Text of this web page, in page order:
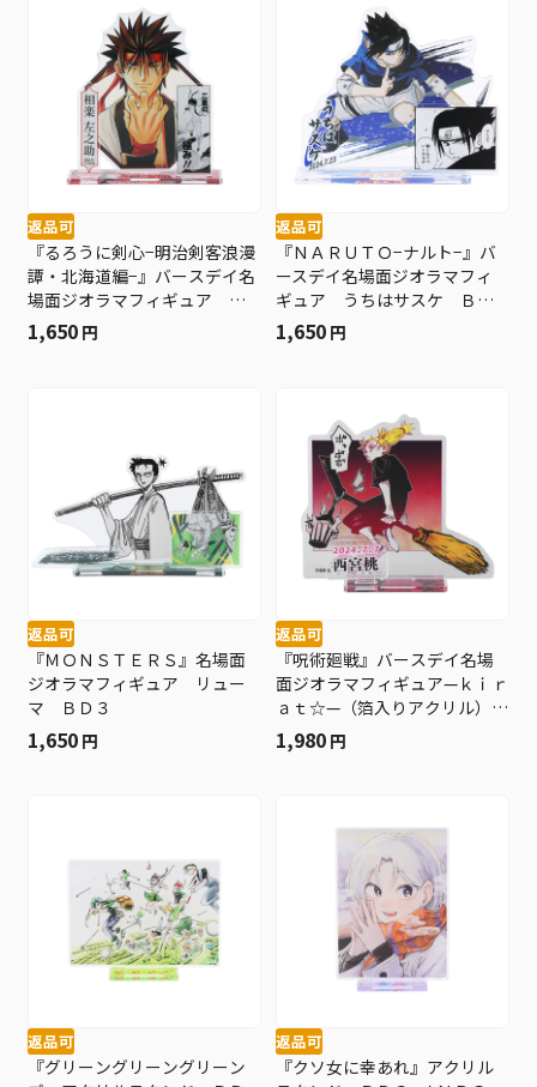
返品可
『るろうに剣心−明治剣客浪漫
譚・北海道編−』バースデイ名
場面ジオラマフィギュア 相
楽左之助 ＢＤ３
1,650 円
返品可
『ＮＡＲＵＴＯ−ナルト−』バ
ースデイ名場面ジオラマフィ
ギュア うちはサスケ ＢＤ
３
1,650 円
返品可
『ＭＯＮＳＴＥＲＳ』名場面
ジオラマフィギュア リュー
マ ＢＤ３
1,650 円
返品可
『呪術廻戦』バースデイ名場
面ジオラマフィギュア—ｋｉｒ
ａｔ☆—（箔入りアクリル）
西宮桃 ＢＤ３
1,980 円
返品可
『グリーングリーングリーン
返品可
『クソ女に幸あれ』アクリル